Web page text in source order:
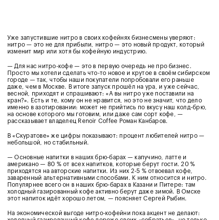
Уже запустившие нитро в своих кофейнях бизнесмены уверяют:
нитро — это не для прибыли, нитро — это новый продукт, который
изменит мир или хотя бы кофейную индустрию.
— Для нас нитро-кофе — это в первую очередь не про бизнес.
Просто мы хотели сделать что-то новое и крутое в своём сибирском
городе — так, чтобы наши покупатели попробовали его раньше
даже, чем в Москве. В итоге запуск прошёл на ура, и уже сейчас,
весной, приходят и спрашивают: «А вы нитро уже поставили на
кран?». Есть и те, кому он не нравится, но это не значит, что дело
именно в азотировании: может не прийтись по вкусу наш колд-брю,
на основе которого мы готовим, или даже сам сорт кофе, —
рассказывает владелец Renoir Coffee Роман Канбаров.
В «Скуратове» же цифры показывают: процент любителей нитро —
небольшой, но стабильный.
— Основные напитки в наших брю-барах — капучино, латте и
американо — 80 % от всех напитков, которые берут гости. 20 %
приходятся на авторские напитки. Из них 2-5 % отвоевал кофе,
заваренный альтернативными способами. К ним относится и нитро.
Популярнее всего он в наших брю-барах в Казани и Питере: там
холодный газированный кофе активно берут даже зимой. В Омске
этот напиток идёт хорошо летом, — поясняет Сергей Рыбин.
На экономической выгоде нитро-кофейни пока акцент не делают: